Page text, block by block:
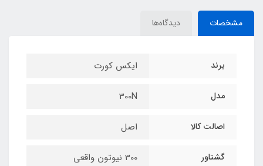
مشخصات دیدگاه‌ها
برند ایکس کورت
مدل 300N
اصالت کالا اصل
گشتاور 300 نیوتون واقعی